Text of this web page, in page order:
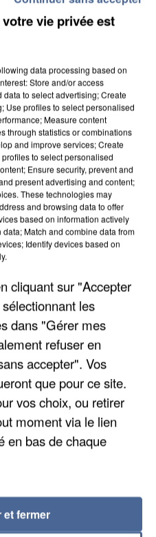
LANCE UN ÉLAN
LES REFUGES
vie privée est
data processing based on
Store and/or access
to select advertising; Create
Use profiles to select personalised
Measure content
through statistics or combinations
and improve services; Create
to select personalised
Ensure security, prevent and
present advertising and content;
These technologies may
and browsing data to offer
based on information actively
Match and combine data from
Identify devices based on
cliquant sur "Accepter
les
dans "Gérer mes
refuser en
accepter". Vos
que pour ce site.
vos choix, ou retirer
moment via le lien
en bas de chaque
fermer